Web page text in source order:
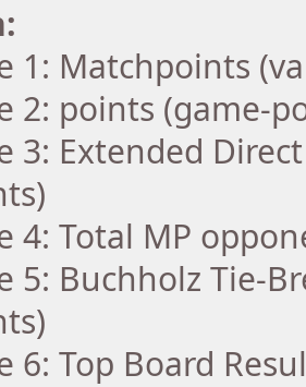
1: Matchpoints
2: points (game-
3: Extended
4: Total MP
5: Buchholz Tie-
6: Top Board